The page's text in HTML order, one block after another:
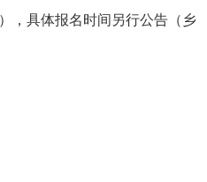
，具体报名时间另行公告（乡